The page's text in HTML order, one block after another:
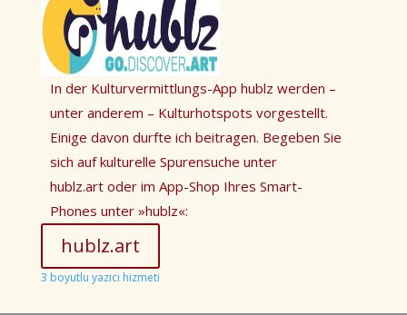
In der Kulturvermittlungs-App hublz werden –
unter anderem – Kulturhotspots vorgestellt.
Einige davon durfte ich beitragen. Begeben Sie
sich auf kulturelle Spurensuche unter
hublz.art oder im App-Shop Ihres Smart-
Phones unter »hublz«:
hublz.art
3 boyutlu yazıcı hizmeti